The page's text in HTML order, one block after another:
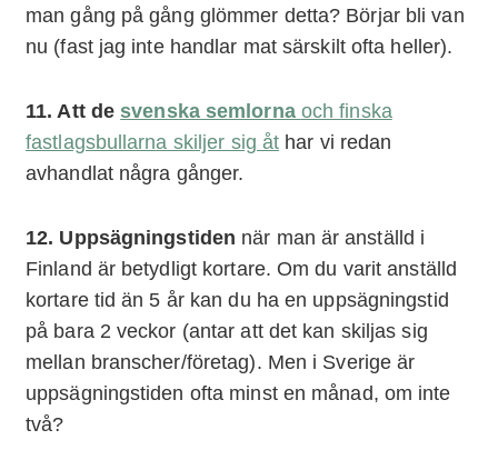
man gång på gång glömmer detta? Börjar bli van
nu (fast jag inte handlar mat särskilt ofta heller).
11. Att desvenska semlorna och finska
fastlagsbullarna skiljer sig åt har vi redan
avhandlat några gånger.
12. Uppsägningstiden när man är anställd i
Finland är betydligt kortare. Om du varit anställd
kortare tid än 5 år kan du ha en uppsägningstid
på bara 2 veckor (antar att det kan skiljas sig
mellan branscher/företag). Men i Sverige är
uppsägningstiden ofta minst en månad, om inte
två?